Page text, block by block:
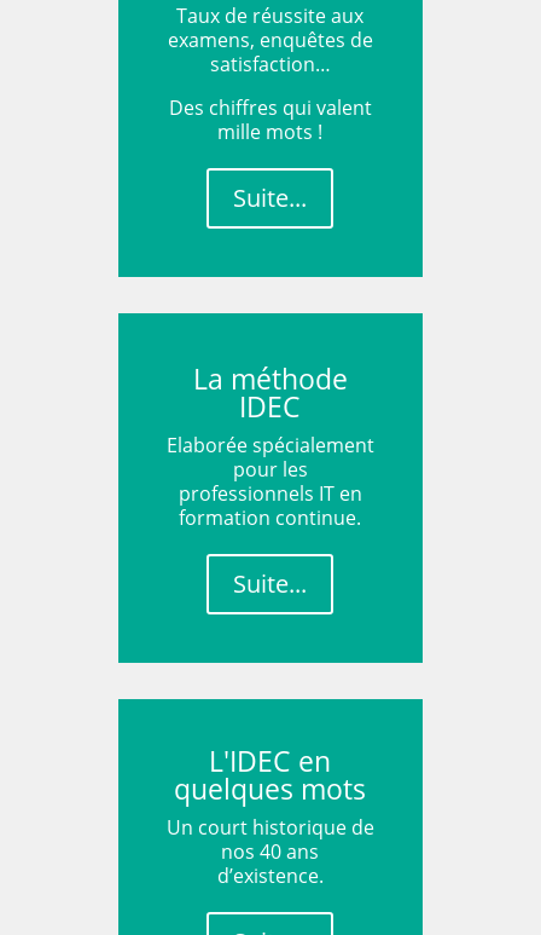
Taux de réussite aux
examens, enquêtes de
satisfaction…
Des chiffres qui valent
mille mots !
Suite...
La méthode
IDEC
Elaborée spécialement
pour les
professionnels IT en
formation continue.
Suite...
L'IDEC en
quelques mots
Un court historique de
nos 40 ans
d’existence.